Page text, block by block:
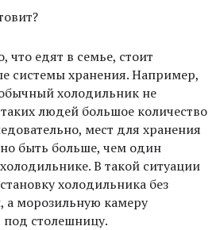
что едят в семье, стоит
системы хранения. Например,
холодильник не
людей большое количество
мест для хранения
быть больше, чем один
В такой ситуации
холодильника без
а морозильную камеру
под столешницу.